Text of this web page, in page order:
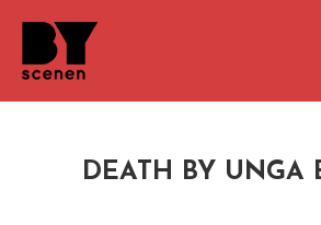
DEATH BY UNGA